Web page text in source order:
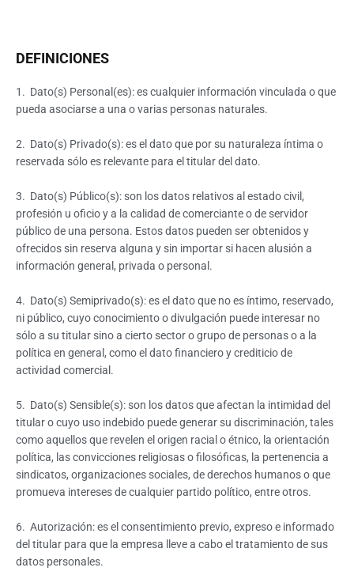
DEFINICIONES
1. Dato(s) Personal(es): es cualquier información vinculada o que
pueda asociarse a una o varias personas naturales.
2. Dato(s) Privado(s): es el dato que por su naturaleza íntima o
reservada sólo es relevante para el titular del dato.
3. Dato(s) Público(s): son los datos relativos al estado civil,
profesión u oficio y a la calidad de comerciante o de servidor
público de una persona. Estos datos pueden ser obtenidos y
ofrecidos sin reserva alguna y sin importar si hacen alusión a
información general, privada o personal.
4. Dato(s) Semiprivado(s): es el dato que no es íntimo, reservado,
ni público, cuyo conocimiento o divulgación puede interesar no
sólo a su titular sino a cierto sector o grupo de personas o a la
política en general, como el dato financiero y crediticio de
actividad comercial.
5. Dato(s) Sensible(s): son los datos que afectan la intimidad del
titular o cuyo uso indebido puede generar su discriminación, tales
como aquellos que revelen el origen racial o étnico, la orientación
política, las convicciones religiosas o filosóficas, la pertenencia a
sindicatos, organizaciones sociales, de derechos humanos o que
promueva intereses de cualquier partido político, entre otros.
6. Autorización: es el consentimiento previo, expreso e informado
del titular para que la empresa lleve a cabo el tratamiento de sus
datos personales.